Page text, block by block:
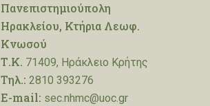
Πανεπιστημιούπολη
Ηρακλείου, Κτήρια Λεωφ.
Κνωσού
Τ.Κ. 71409, Ηράκλειο Κρήτης
Τηλ.: 2810 393276
E-mail: sec.nhmc@uoc.gr